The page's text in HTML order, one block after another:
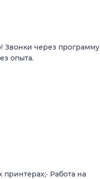
Звонки через программу
опыта.
Работа на